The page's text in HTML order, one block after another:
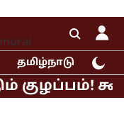
தமிழ்நாடு